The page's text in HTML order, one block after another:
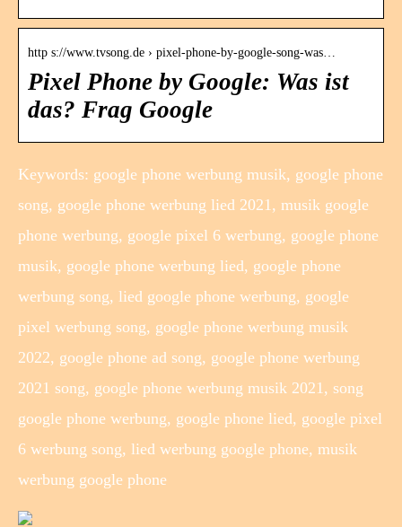
http s://www.tvsong.de › pixel-phone-by-google-song-was…
Pixel Phone by Google: Was ist
das? Frag Google
Keywords: google phone werbung musik, google phone
song, google phone werbung lied 2021, musik google
phone werbung, google pixel 6 werbung, google phone
musik, google phone werbung lied, google phone
werbung song, lied google phone werbung, google
pixel werbung song, google phone werbung musik
2022, google phone ad song, google phone werbung
2021 song, google phone werbung musik 2021, song
google phone werbung, google phone lied, google pixel
6 werbung song, lied werbung google phone, musik
werbung google phone